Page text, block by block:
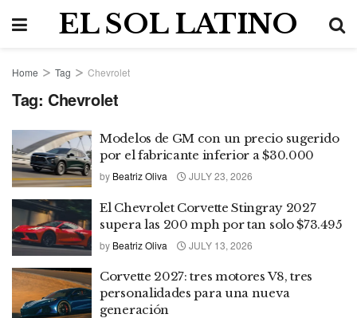
EL SOL LATINO
Home Tag Chevrolet
Tag: Chevrolet
Modelos de GM con un precio sugerido
por el fabricante inferior a $30.000
by Beatriz Oliva JULY 23, 2026
El Chevrolet Corvette Stingray 2027
supera las 200 mph por tan solo $73.495
by Beatriz Oliva JULY 13, 2026
Corvette 2027: tres motores V8, tres
personalidades para una nueva
generación